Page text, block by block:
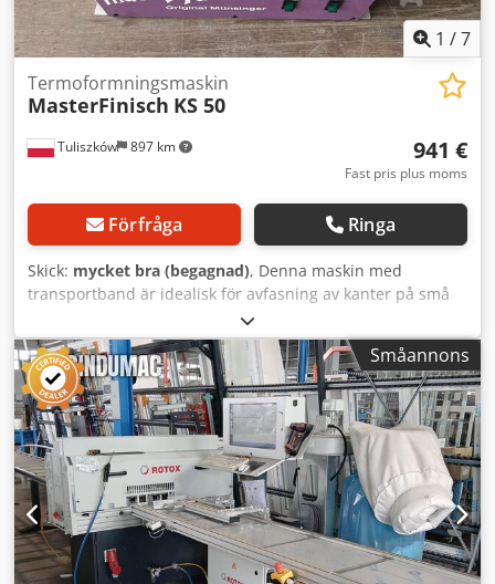
1 /7
Tuliszków 897 km
Termoformningsmaskin
MasterFinisch KS 50
941 €
Fast pris plus moms
Förfråga Ringa
Skick: mycket bra (begagnad), Denna maskin med
transportband är idealisk för avfasning av kanter på små
mattprover. Schema K-50 Den centrala komponenten i
kantfasningsmaskinen KS 50 är vår skärenhet SE 50.
Maskinen är konstruerad med justerbar vinkel från 0° till
60°. Skärdjupet kan justeras från 2 mm till 22 mm.
Styrplattan för mattprover kan enkelt och steglöst justeras
från 20 mm till 210 mm. Snabba och enkla inställningar
kan göras genom att lossa låsspaket. Transportbandet
drivs av en trefasmotor. Djdpeud Dqkofx Acfekr
Hastigheten på skärmotorn och transportbandet kan
steglöst regleras med hjälp av frekvensomriktare. Större
mattstycken matas manuellt under passagen. Skärbredd
50 mm.
Småannons